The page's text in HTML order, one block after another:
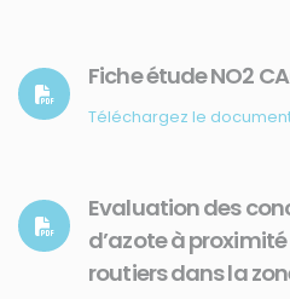
Fiche étude NO2
Téléchargez le
Evaluation des
d’azote à
routiers dans la